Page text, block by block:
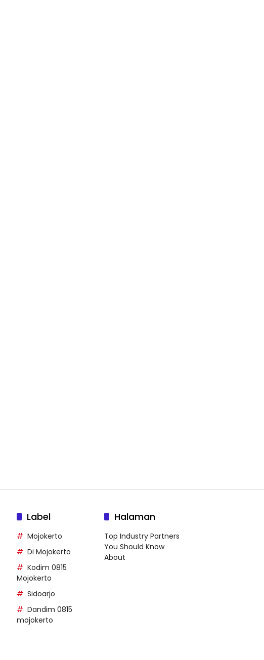
Label
Mojokerto
Di Mojokerto
Kodim 0815
Mojokerto
Sidoarjo
Dandim 0815
mojokerto
Halaman
Top Industry Partners
You Should Know
About